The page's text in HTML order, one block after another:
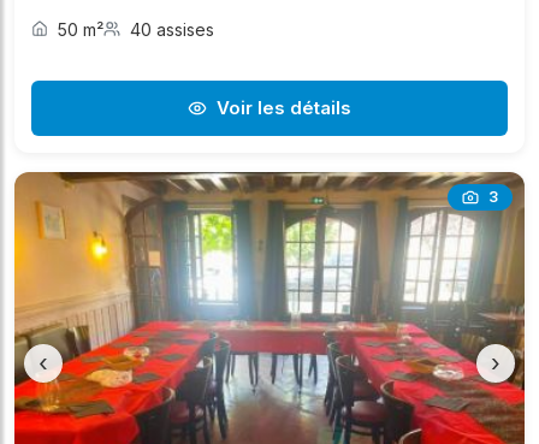
50 m² 40 assises
Voir les détails
3
‹ ›